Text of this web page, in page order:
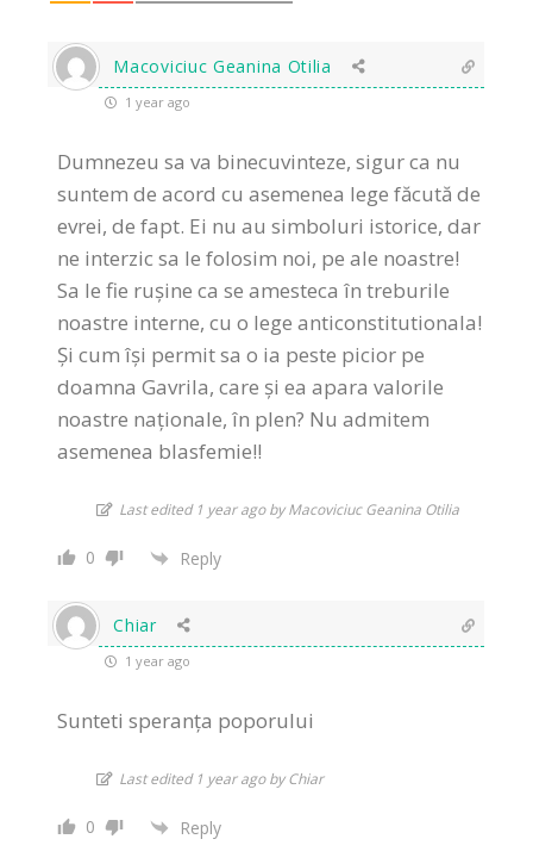
Macoviciuc Geanina Otilia
1 year ago
Dumnezeu sa va binecuvinteze, sigur ca nu
suntem de acord cu asemenea lege făcută de
evrei, de fapt. Ei nu au simboluri istorice, dar
ne interzic sa le folosim noi, pe ale noastre!
Sa le fie rușine ca se amesteca în treburile
noastre interne, cu o lege anticonstitutionala!
Și cum își permit sa o ia peste picior pe
doamna Gavrila, care și ea apara valorile
noastre naționale, în plen? Nu admitem
asemenea blasfemie!!
Last edited 1 year ago by Macoviciuc Geanina Otilia
0 Reply
Chiar
1 year ago
Sunteti speranța poporului
Last edited 1 year ago by Chiar
0 Reply